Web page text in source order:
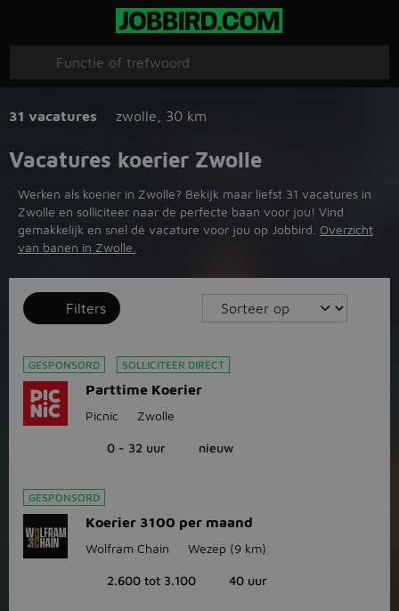
31 vacatures zwolle 30 km
Vacatures koerier Zwolle
Werken als koerier in Zwolle? Bekijk maar liefst 31 vacatures in
Zwolle en solliciteer naar de perfecte baan voor jou! Vind
gemakkelijk en snel dé vacature voor jou op Jobbird. Overzicht
van banen in Zwolle.
Filters
GESPONSORD SOLLICITEER DIRECT
Parttime Koerier
Picnic Zwolle
0 - 32 uur nieuw
GESPONSORD
Koerier 3100 per maand
Wolfram Chain Wezep (9 km)
2.600 tot 3.100 40 uur